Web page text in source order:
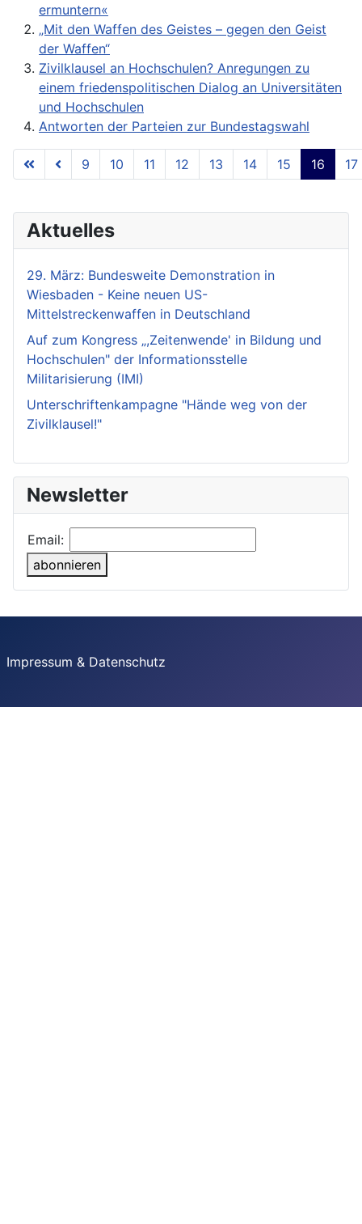
ermuntern«
„Mit den Waffen des Geistes – gegen den Geist
der Waffen“
Zivilklausel an Hochschulen? Anregungen zu
einem friedenspolitischen Dialog an Universitäten
und Hochschulen
Antworten der Parteien zur Bundestagswahl
Seite 16 von 18
9 10 11 12 13 14 15 16 17
Aktuelles
29. März: Bundesweite Demonstration in
Wiesbaden - Keine neuen US-
Mittelstreckenwaffen in Deutschland
Auf zum Kongress „,Zeitenwende' in Bildung und
Hochschulen" der Informationsstelle
Militarisierung (IMI)
Unterschriftenkampagne "Hände weg von der
Zivilklausel!"
Newsletter
Email:
abonnieren
Impressum & Datenschutz